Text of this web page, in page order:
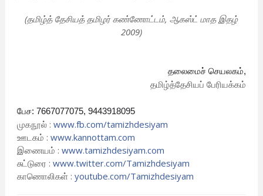
(தமிழ்த் தேசியத் தமிழர் கண்ணோட்டம், ஆகஸ்ட் மாத இதழ்
2009)
தலைமைச் செயலகம்,
தமிழ்த்தேசியப் பேரியக்கம்
பேச: 7667077075, 9443918095
முகநூல் : www.fb.com/tamizhdesiyam
ஊடகம் : www.kannottam.com
இணையம் : www.tamizhdesiyam.com
சுட்டுரை : www.twitter.com/Tamizhdesiyam
காணொலிகள் : youtube.com/Tamizhdesiyam